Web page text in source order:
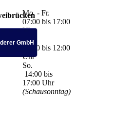
GmbH
Mo. - Fr.
07:00 bis 17:00
Uhr
Sa.
07:00 bis 12:00
Uhr
So.
14:00 bis
17:00 Uhr
(Schausonntag)